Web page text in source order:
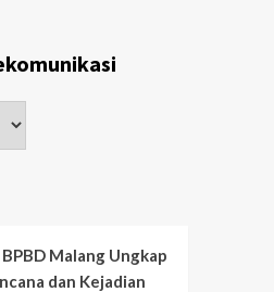
Malang Ungkap
dan Kejadian